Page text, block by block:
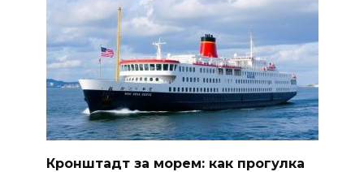
Кронштадт за морем: как прогулка